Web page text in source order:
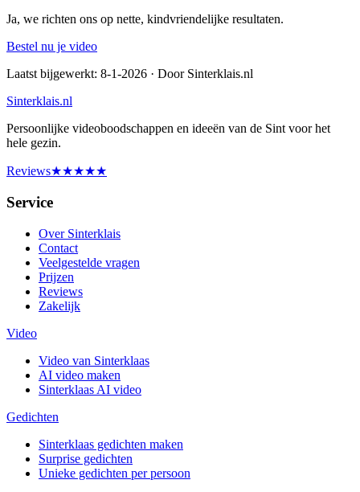
Ja, we richten ons op nette, kindvriendelijke resultaten.
Bestel nu je video
Laatst bijgewerkt: 8-1-2026 · Door Sinterklais.nl
Sinterklais.nl
Persoonlijke videoboodschappen en ideeën van de Sint voor het
hele gezin.
Reviews★★★★★
Service
Over Sinterklais
Contact
Veelgestelde vragen
Prijzen
Reviews
Zakelijk
Video
Video van Sinterklaas
AI video maken
Sinterklaas AI video
Gedichten
Sinterklaas gedichten maken
Surprise gedichten
Unieke gedichten per persoon